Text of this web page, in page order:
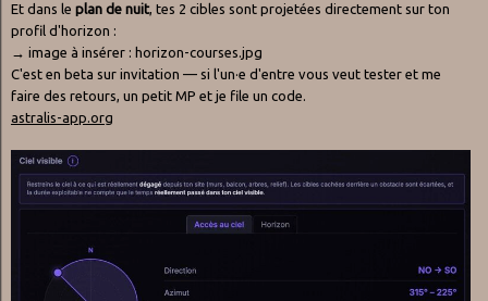
Et dans le plan de nuit, tes 2 cibles sont projetées directement sur ton
profil d'horizon :
→ image à insérer : horizon-courses.jpg
C'est en beta sur invitation — si l'un·e d'entre vous veut tester et me
faire des retours, un petit MP et je file un code.
astralis-app.org